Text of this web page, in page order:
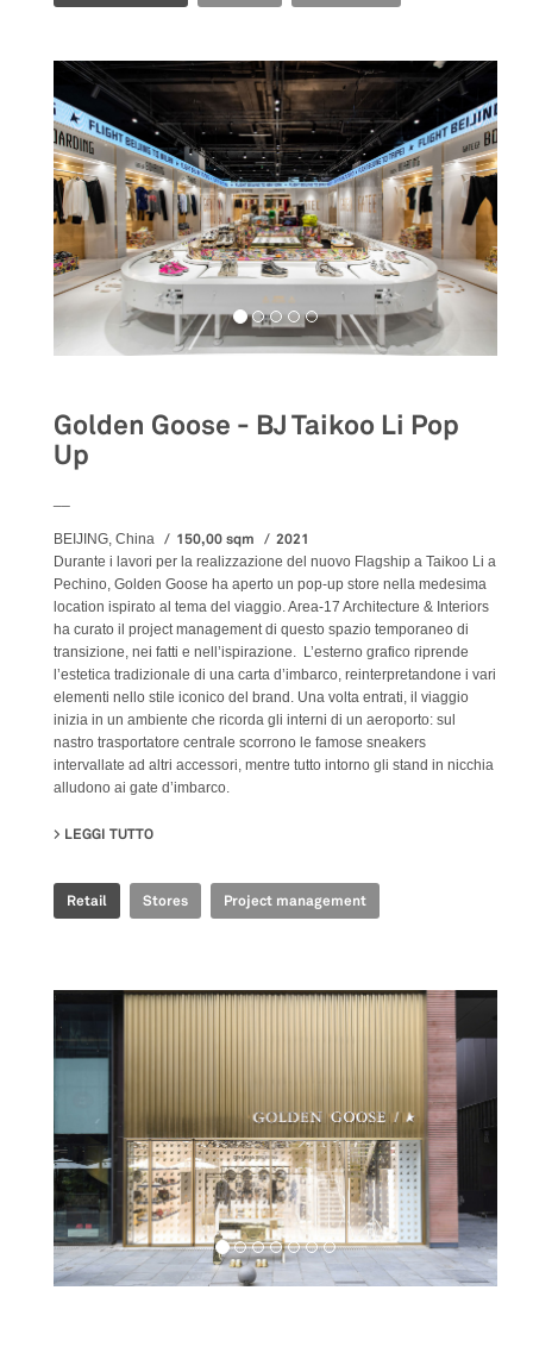
Golden Goose - BJ Taikoo Li Pop
Up
BEIJING, China 150,00 sqm 2021
Durante i lavori per la realizzazione del nuovo Flagship a Taikoo Li a
Pechino, Golden Goose ha aperto un pop-up store nella medesima
location ispirato al tema del viaggio. Area-17 Architecture & Interiors
ha curato il project management di questo spazio temporaneo di
transizione, nei fatti e nell’ispirazione. L’esterno grafico riprende
l’estetica tradizionale di una carta d’imbarco, reinterpretandone i vari
elementi nello stile iconico del brand. Una volta entrati, il viaggio
inizia in un ambiente che ricorda gli interni di un aeroporto: sul
nastro trasportatore centrale scorrono le famose sneakers
intervallate ad altri accessori, mentre tutto intorno gli stand in nicchia
alludono ai gate d’imbarco.
LEGGI TUTTO
Retail Stores Project management